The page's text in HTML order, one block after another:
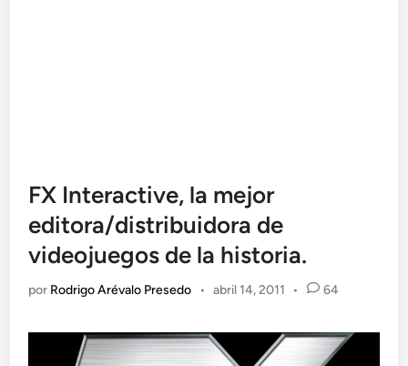
FX Interactive, la mejor
editora/distribuidora de
videojuegos de la historia.
por Rodrigo Arévalo Presedo • abril 14, 2011 • 64